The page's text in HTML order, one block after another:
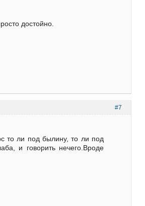
достойно.
#7
то ли под былину, то ли под
и говорить нечего.Вроде